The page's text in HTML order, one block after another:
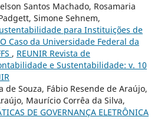
Santos Machado, Rosamaria
Simone Sehnem,
para Instituições de
Caso da Universidade Federal da
, REUNIR Revista de
e Sustentabilidade: v. 10
de Souza, Fábio Resende de Araújo,
Maurício Corrêa da Silva,
DE GOVERNANÇA ELETRÔNICA